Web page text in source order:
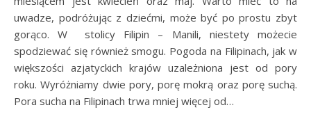
uwadze, podróżując z dziećmi, może być po prostu zbyt
gorąco. W stolicy Filipin – Manili, niestety możecie
spodziewać się również smogu. Pogoda na Filipinach, jak w
większości azjatyckich krajów uzależniona jest od pory
roku. Wyróżniamy dwie pory, porę mokrą oraz porę suchą.
Pora sucha na Filipinach trwa mniej więcej od…